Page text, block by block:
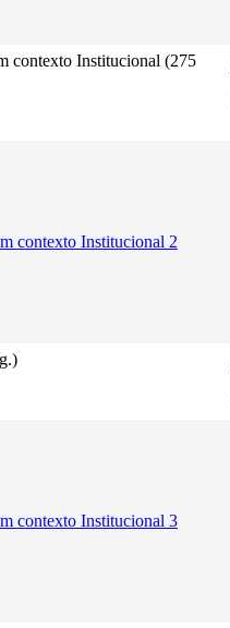
contexto Institucional (275
contexto Institucional 2
contexto Institucional 3